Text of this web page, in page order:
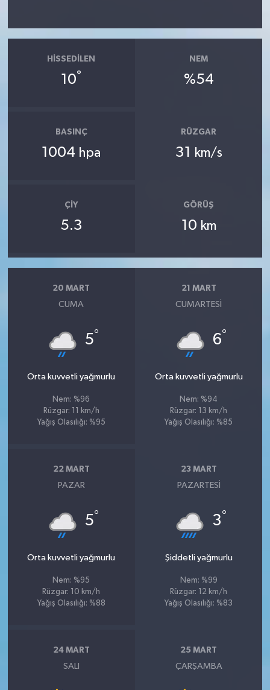
HISSEDILEN
10°
NEM
%54
BASINÇ
1004 hpa
RÜZGAR
31 km/s
ÇIY
5.3
GÖRÜŞ
10 km
20 MART
CUMA
5°
Orta kuvvetli yağmurlu
Nem: %96
Rüzgar: 11 km/h
Yağış Olasılığı: %95
21 MART
CUMARTESI
6°
Orta kuvvetli yağmurlu
Nem: %94
Rüzgar: 13 km/h
Yağış Olasılığı: %85
22 MART
PAZAR
5°
Orta kuvvetli yağmurlu
Nem: %95
Rüzgar: 10 km/h
Yağış Olasılığı: %88
23 MART
PAZARTESI
3°
Şiddetli yağmurlu
Nem: %99
Rüzgar: 12 km/h
Yağış Olasılığı: %83
24 MART
SALI
25 MART
ÇARŞAMBA